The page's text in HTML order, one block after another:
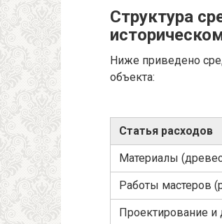
Структура
Ниже приведено
объекта:
Статья расходов
Материалы
Работы мастеров
Проектирование и